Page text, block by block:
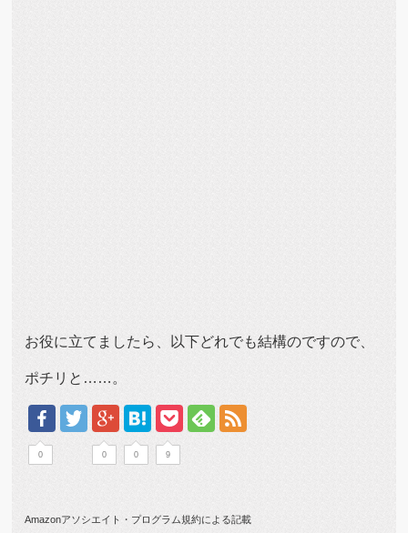
お役に立てましたら、以下どれでも結構のですので、
ポチリと……。
0 0 0 9
Amazonアソシエイト・プログラム規約による記載